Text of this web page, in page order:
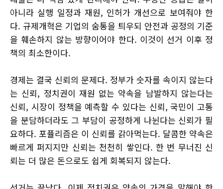
아니라 실행 일정과 재원, 인허가 개선으로 보여줘야 한
다. 규제개혁은 기업의 숨통을 틔우되 안전과 공정의 기준
을 훼손하지 않는 방향이어야 한다. 이것이 선거 이후 정
책의 최소한이다.
경제는 결국 신뢰의 문제다. 정부가 숫자를 속이지 않는다
는 신뢰, 정치권이 재원 없는 약속을 남발하지 않는다는
신뢰, 시장이 정책을 예측할 수 있다는 신뢰, 국민이 고통
을 분담하더라도 그 부담이 공정하게 나뉜다는 신뢰가 필
요하다. 포퓰리즘은 이 신뢰를 갉아먹는다. 달콤한 약속은
빠르게 퍼지지만 신뢰는 천천히 쌓인다. 한 번 무너진 신
뢰는 더 많은 돈으로도 쉽게 회복되지 않는다.